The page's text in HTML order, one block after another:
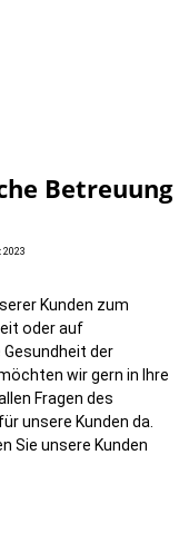
Betreuung
Kunden zum
oder auf
Gesundheit der
wir gern in Ihre
Fragen des
unsere Kunden da.
Sie unsere Kunden